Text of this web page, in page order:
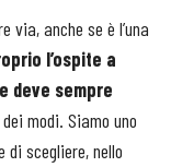
via, anche se è l’una
l’ospite a
deve sempre
modi. Siamo uno
di scegliere, nello